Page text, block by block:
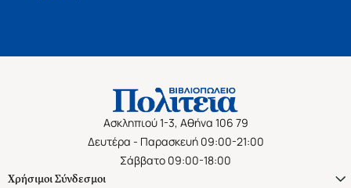
Ασκληπιού 1-3, Αθήνα 106 79
Δευτέρα - Παρασκευή 09:00-21:00
Σάββατο 09:00-18:00
Χρήσιμοι Σύνδεσμοι